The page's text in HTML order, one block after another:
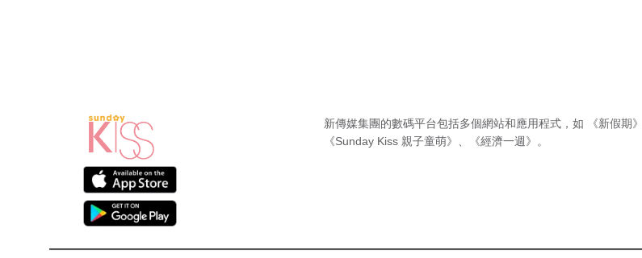
新傳媒集團的數碼平台包括多個網站和應用程式，如 《新假期》
《Sunday Kiss 親子童萌》
《經濟一週》 。